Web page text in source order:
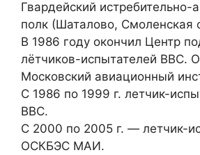
Гвардейский истребительно-
полк (Шаталово, Смоленская
В 1986 году окончил Центр
лётчиков-испытателей ВВС.
Московский авиационный
С 1986 по 1999 г. летчик-
ВВС.
С 2000 по 2005 г. — летчик-
ОСКБЭС МАИ.